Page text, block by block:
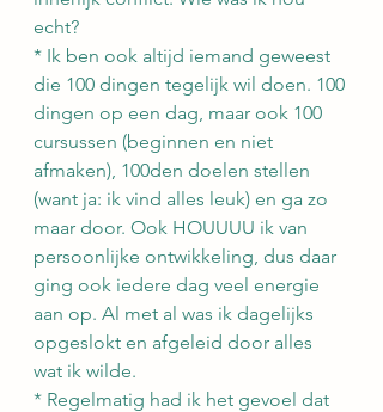
echt?
* Ik ben ook altijd iemand geweest
die 100 dingen tegelijk wil doen. 100
dingen op een dag, maar ook 100
cursussen (beginnen en niet
afmaken), 100den doelen stellen
(want ja: ik vind alles leuk) en ga zo
maar door. Ook HOUUUU ik van
persoonlijke ontwikkeling, dus daar
ging ook iedere dag veel energie
aan op. Al met al was ik dagelijks
opgeslokt en afgeleid door alles
wat ik wilde.
* Regelmatig had ik het gevoel dat